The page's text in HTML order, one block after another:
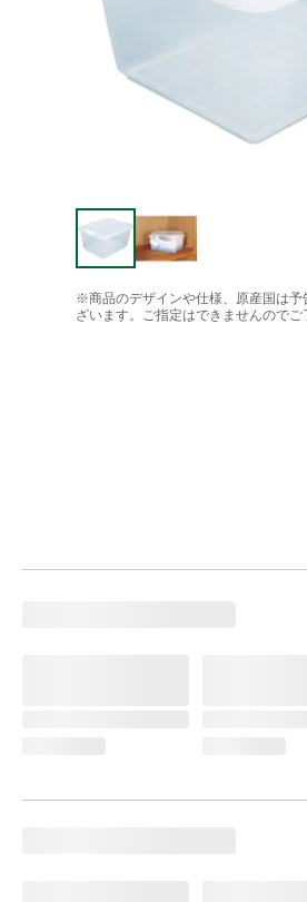
※商品のデザインや仕様、原産国は予
ざいます。ご指定はできませんのでご